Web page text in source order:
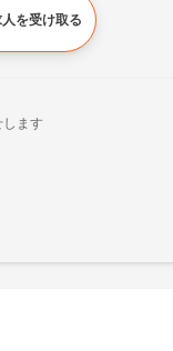
を受け取る
ます